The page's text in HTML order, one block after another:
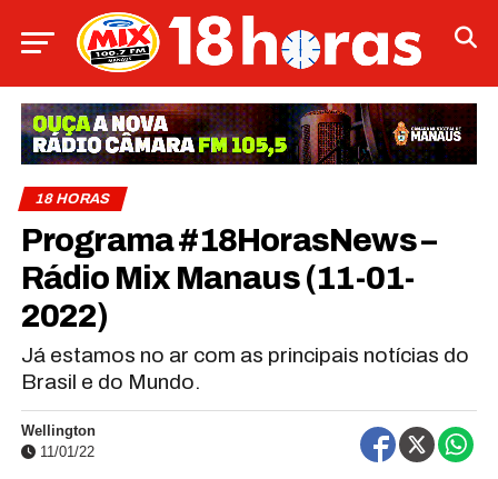
18 HORAS
Programa #18HorasNews​​​​​​​​​​​​ –
Rádio Mix Manaus (11-01-
2022)
Já estamos no ar com as principais notícias do
Brasil e do Mundo.
Wellington
11/01/22